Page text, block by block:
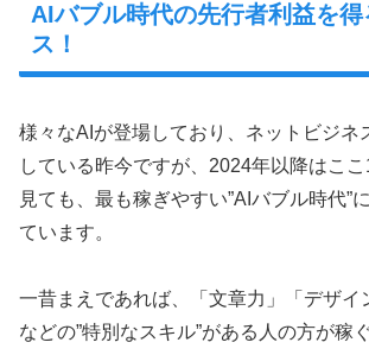
AIバブル時代の先行者利益を得
ス！
様々なAIが登場しており、ネットビジネ
している昨今ですが、2024年以降はこ
見ても、最も稼ぎやすい”AIバブル時代”
ています。
一昔まえであれば、「文章力」「デザイ
などの”特別なスキル”がある人の方が稼